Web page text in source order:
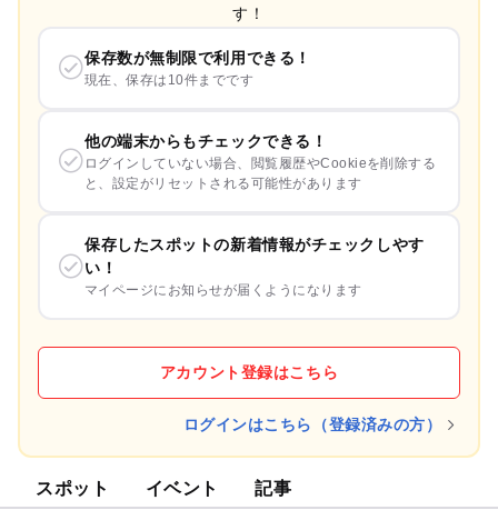
す！
保存数が無制限で利用できる！
現在、保存は10件までです
他の端末からもチェックできる！
ログインしていない場合、閲覧履歴やCookieを削除する
と、設定がリセットされる可能性があります
保存したスポットの新着情報がチェックしやす
い！
マイページにお知らせが届くようになります
アカウント登録はこちら
ログインはこちら（登録済みの方）
スポット イベント 記事